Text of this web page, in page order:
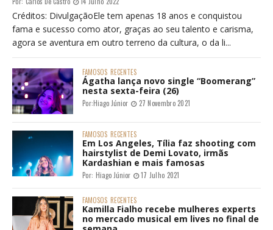
Créditos: DivulgaçãoEle tem apenas 18 anos e conquistou
fama e sucesso como ator, graças ao seu talento e carisma,
agora se aventura em outro terreno da cultura, o da li...
FAMOSOS RECENTES
Ágatha lança novo single “Boomerang”
nesta sexta-feira (26)
Por:Hiago Júnior 27 Novembro 2021
FAMOSOS RECENTES
Em Los Angeles, Tília faz shooting com
hairstylist de Demi Lovato, irmãs
Kardashian e mais famosas
Por: Hiago Júnior 17 Julho 2021
FAMOSOS RECENTES
Kamilla Fialho recebe mulheres experts
no mercado musical em lives no final de